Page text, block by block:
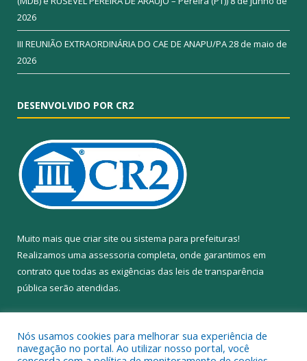
2026
III REUNIÃO EXTRAORDINÁRIA DO CAE DE ANAPU/PA28 de maio de
2026
DESENVOLVIDO POR CR2
Muito mais que criar site ou sistema para prefeituras!
Realizamos uma assessoria completa, onde garantimos em
contrato que todas as exigências das leis de transparência
pública serão atendidas.
Nós usamos cookies para melhorar sua experiência de
navegação no portal. Ao utilizar nosso portal, você